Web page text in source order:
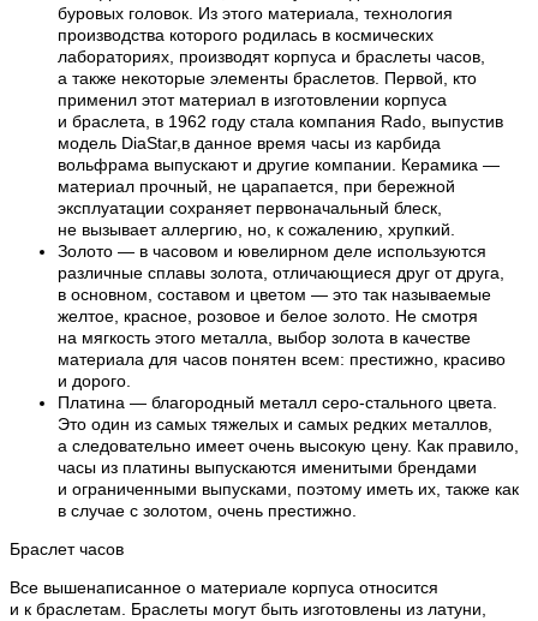
буровых головок. Из этого материала, технология
производства которого родилась в космических
лабораториях, производят корпуса и браслеты часов,
а также некоторые элементы браслетов. Первой, кто
применил этот материал в изготовлении корпуса
и браслета, в 1962 году стала компания Rado, выпустив
модель DiaStar,в данное время часы из карбида
вольфрама выпускают и другие компании. Керамика —
материал прочный, не царапается, при бережной
эксплуатации сохраняет первоначальный блеск,
не вызывает аллергию, но, к сожалению, хрупкий.
Золото — в часовом и ювелирном деле используются
различные сплавы золота, отличающиеся друг от друга,
в основном, составом и цветом — это так называемые
желтое, красное, розовое и белое золото. Не смотря
на мягкость этого металла, выбор золота в качестве
материала для часов понятен всем: престижно, красиво
и дорого.
Платина — благородный металл серо-стального цвета.
Это один из самых тяжелых и самых редких металлов,
а следовательно имеет очень высокую цену. Как правило,
часы из платины выпускаются именитыми брендами
и ограниченными выпусками, поэтому иметь их, также как
в случае с золотом, очень престижно.
Браслет часов
Все вышенаписанное о материале корпуса относится
и к браслетам. Браслеты могут быть изготовлены из латуни,